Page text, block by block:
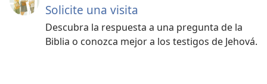
Solicite una visita
Descubra la respuesta a una pregunta de la
Biblia o conozca mejor a los testigos de Jehová.